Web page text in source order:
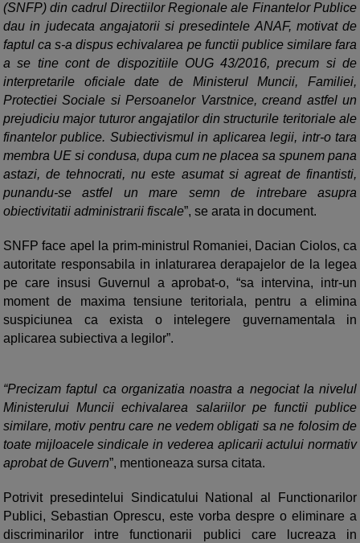
(SNFP) din cadrul Directiilor Regionale ale Finantelor Publice
dau in judecata angajatorii si presedintele ANAF, motivat de
faptul ca s-a dispus echivalarea pe functii publice similare fara
a se tine cont de dispozitiile OUG 43/2016, precum si de
interpretarile oficiale date de Ministerul Muncii, Familiei,
Protectiei Sociale si Persoanelor Varstnice, creand astfel un
prejudiciu major tuturor angajatilor din structurile teritoriale ale
finantelor publice. Subiectivismul in aplicarea legii, intr-o tara
membra UE si condusa, dupa cum ne placea sa spunem pana
astazi, de tehnocrati, nu este asumat si agreat de finantisti,
punandu-se astfel un mare semn de intrebare asupra
obiectivitatii administrarii fiscale”, se arata in document.
SNFP face apel la prim-ministrul Romaniei, Dacian Ciolos, ca
autoritate responsabila in inlaturarea derapajelor de la legea
pe care insusi Guvernul a aprobat-o, “sa intervina, intr-un
moment de maxima tensiune teritoriala, pentru a elimina
suspiciunea ca exista o intelegere guvernamentala in
aplicarea subiectiva a legilor”.
“Precizam faptul ca organizatia noastra a negociat la nivelul
Ministerului Muncii echivalarea salariilor pe functii publice
similare, motiv pentru care ne vedem obligati sa ne folosim de
toate mijloacele sindicale in vederea aplicarii actului normativ
aprobat de Guvern”, mentioneaza sursa citata.
Potrivit presedintelui Sindicatului National al Functionarilor
Publici, Sebastian Oprescu, este vorba despre o eliminare a
discriminarilor intre functionarii publici care lucreaza in